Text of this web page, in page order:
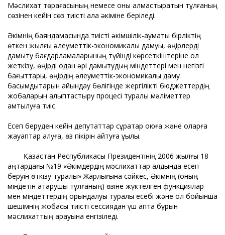
Мәслихат төрағасының немесе оны алмастыратын тұлғаның
сөзінен кейін сөз тиісті қала әкіміне беріледі.
Әкімнің баяндамасында тиісті әкімшілік-аумақтық бірліктің
өткен жылғы әлеуметтік-экономикалық дамуы, өңірлерді
дамыту бағдарламаларының түйінді көрсеткіштеріне қол
жеткізу, өңірді одан әрі дамытудың міндеттері мен негізгі
бағыттары, өңірдің әлеуметтік-экономикалық даму
басымдықтарын айқындау бөлігінде жергілікті бюджеттердің
жобаларын қалыптастыру процесі туралы мәліметтер
қамтылуға тиіс.
Есеп беруден кейін депутаттар сұрақтар қоюға және оларға
жауаптар алуға, өз пікірін айтуға құқылы.
Қазақстан Республикасы Президентінің 2006 жылғы 18
қаңтардағы №19 «Әкімдердің мәслихаттар алдында есеп
беруін өткізу туралы» Жарлығына сәйкес, Әкімнің (оның
міндетін атқарушы тұлғаның) өзіне жүктелген функциялар
мен міндеттердің орындалуы туралы есебі және ол бойынша
шешімнің жобасы тиісті сессиядан үш апта бұрын
мәслихаттың қарауына енгізіледі.